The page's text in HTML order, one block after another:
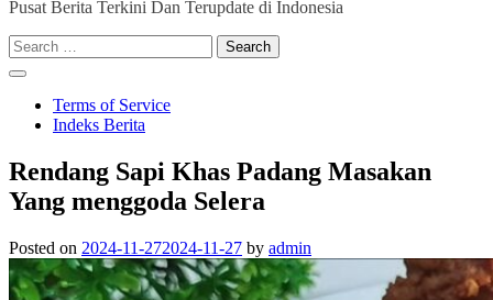
Pusat Berita Terkini Dan Terupdate di Indonesia
Search
for:
Terms of Service
Indeks Berita
Rendang Sapi Khas Padang Masakan
Yang menggoda Selera
Posted on 2024-11-272024-11-27 by admin